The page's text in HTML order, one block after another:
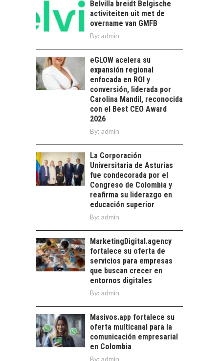
LA IMPORTANCIA DE
DIVERSIFICAR LAS
EXPORTACIONES
CHILENAS
las exportaciones
chilenas: clave para un
crecimiento…
CHILE COMO HUB
TECNOLÓGICO DE
AMÉRICA LATINA:
AVANCES Y DESAFÍOS
Chile como hub
tecnológico de
América Latina:
avances y desafíos…
LA
TRANSFORMACIÓN
DE LOS RECURSOS
HUMANOS EN LAS
EMPRESAS
CHILENAS
estratégica de los
recursos humanos en
las empresas…
Belvilla breidt Belgische
activiteiten uit met de
overname van GMFB
By: admin
eGLOW acelera su
expansión regional
enfocada en ROI y
conversión, liderada por
Carolina Mandil, reconocida
con el Best CEO Award
2026
By: admin
La Corporación
Universitaria de Asturias
fue condecorada por el
Congreso de Colombia y
reafirma su liderazgo en
educación superior
By: admin
MarketingDigital.agency
fortalece su oferta de
servicios para empresas
que buscan crecer en
entornos digitales
By: admin
Masivos.app fortalece su
oferta multicanal para la
comunicación empresarial
en Colombia
By: admin